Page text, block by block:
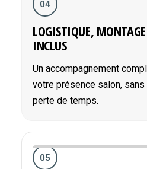
04
LOGISTIQUE,
INCLUS
Un accompagnement
votre présence salon,
perte de temps.
05